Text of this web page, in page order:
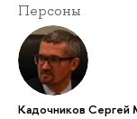
Персоны
Кадочников Сергей